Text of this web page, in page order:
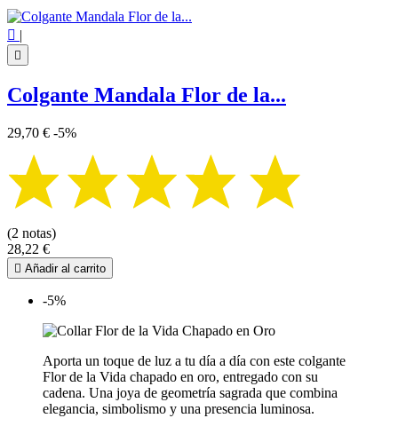
 |

Colgante Mandala Flor de la...
29,70 € -5%
(2 notas)
28,22 €
 Añadir al carrito
-5%
Aporta un toque de luz a tu día a día con este colgante
Flor de la Vida chapado en oro, entregado con su
cadena. Una joya de geometría sagrada que combina
elegancia, simbolismo y una presencia luminosa.